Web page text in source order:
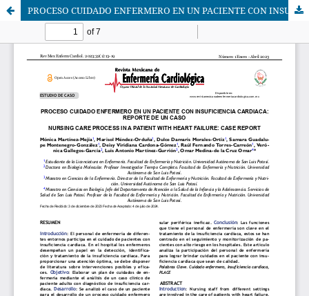
PROCESO CUIDADO ENFERMERO EN UN PACIENTE CON INSUFICIENCIA CARDIACA: REPORTE DE UN CASO